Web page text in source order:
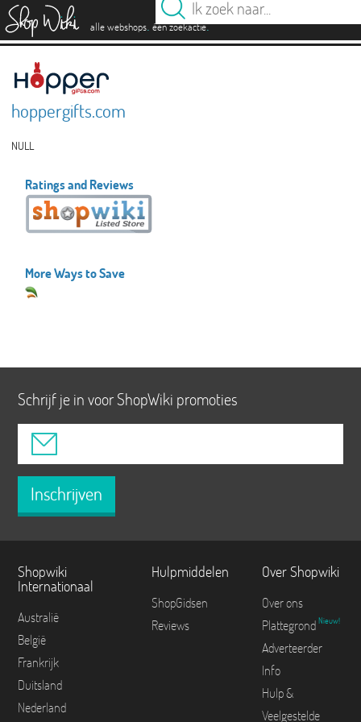
alle webshops. één zoekactie.
hoppergifts.com
NULL
Ratings and Reviews
More Ways to Save
Schrijf je in voor ShopWiki promoties
Inschrijven
Shopwiki
Internationaal
Australië
België
Frankrijk
Duitsland
Nederland
Hulpmiddelen
ShopGidsen
Reviews
Over Shopwiki
Over ons
Plattegrond Nieuw!
Adverteerder
Info
Hulp &
Veelgestelde